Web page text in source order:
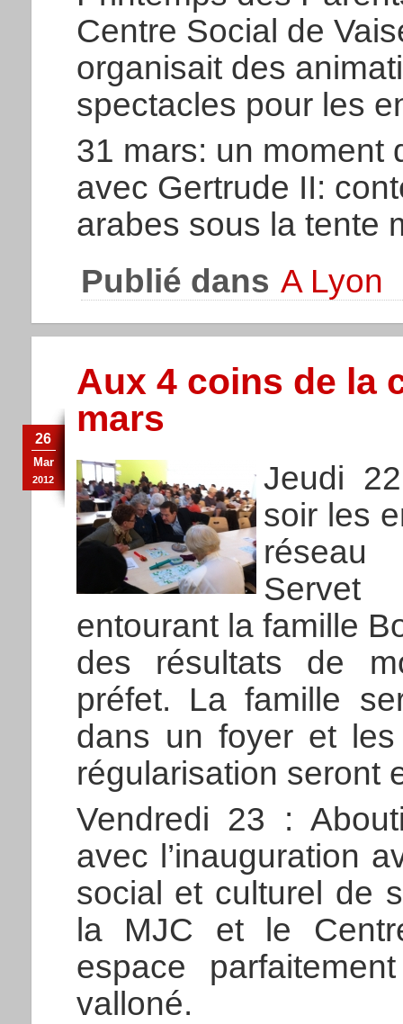
Centre Social de
organisait des
spectacles pour les
31 mars: un moment
avec Gertrude II:
arabes sous la tente
Publié dans A Lyon
Aux 4 coins de la
mars
26
Mar
2012
Jeudi
soir les
réseau
Servet
entourant la famille
des résultats de
préfet. La famille
dans un foyer et les
régularisation seront
Vendredi 23 :
avec l’inauguration
social et culturel de
la MJC et le
espace
valloné.